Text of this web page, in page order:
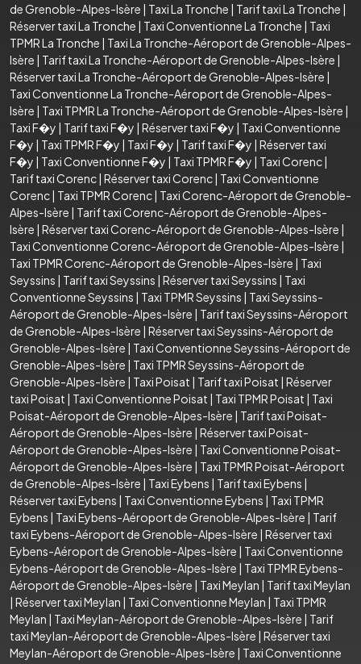
de Grenoble-Alpes-Isère | Taxi La Tronche | Tarif taxi La Tronche |
Réserver taxi La Tronche | Taxi Conventionne La Tronche | Taxi
TPMR La Tronche | Taxi La Tronche-Aéroport de Grenoble-Alpes-
Isère | Tarif taxi La Tronche-Aéroport de Grenoble-Alpes-Isère |
Réserver taxi La Tronche-Aéroport de Grenoble-Alpes-Isère |
Taxi Conventionne La Tronche-Aéroport de Grenoble-Alpes-
Isère | Taxi TPMR La Tronche-Aéroport de Grenoble-Alpes-Isère |
Taxi F�y | Tarif taxi F�y | Réserver taxi F�y | Taxi Conventionne
F�y | Taxi TPMR F�y | Taxi F�y | Tarif taxi F�y | Réserver taxi
F�y | Taxi Conventionne F�y | Taxi TPMR F�y | Taxi Corenc|
Tarif taxi Corenc| Réserver taxi Corenc| Taxi Conventionne
Corenc| Taxi TPMR Corenc| Taxi Corenc-Aéroport de Grenoble-
Alpes-Isère | Tarif taxi Corenc-Aéroport de Grenoble-Alpes-
Isère | Réserver taxi Corenc-Aéroport de Grenoble-Alpes-Isère |
Taxi Conventionne Corenc-Aéroport de Grenoble-Alpes-Isère |
Taxi TPMR Corenc-Aéroport de Grenoble-Alpes-Isère | Taxi
Seyssins | Tarif taxi Seyssins | Réserver taxi Seyssins | Taxi
Conventionne Seyssins | Taxi TPMR Seyssins | Taxi Seyssins-
Aéroport de Grenoble-Alpes-Isère | Tarif taxi Seyssins-Aéroport
de Grenoble-Alpes-Isère | Réserver taxi Seyssins-Aéroport de
Grenoble-Alpes-Isère | Taxi Conventionne Seyssins-Aéroport de
Grenoble-Alpes-Isère | Taxi TPMR Seyssins-Aéroport de
Grenoble-Alpes-Isère | Taxi Poisat | Tarif taxi Poisat | Réserver
taxi Poisat | Taxi Conventionne Poisat | Taxi TPMR Poisat | Taxi
Poisat-Aéroport de Grenoble-Alpes-Isère | Tarif taxi Poisat-
Aéroport de Grenoble-Alpes-Isère | Réserver taxi Poisat-
Aéroport de Grenoble-Alpes-Isère | Taxi Conventionne Poisat-
Aéroport de Grenoble-Alpes-Isère | Taxi TPMR Poisat-Aéroport
de Grenoble-Alpes-Isère | Taxi Eybens | Tarif taxi Eybens |
Réserver taxi Eybens | Taxi Conventionne Eybens | Taxi TPMR
Eybens | Taxi Eybens-Aéroport de Grenoble-Alpes-Isère | Tarif
taxi Eybens-Aéroport de Grenoble-Alpes-Isère | Réserver taxi
Eybens-Aéroport de Grenoble-Alpes-Isère | Taxi Conventionne
Eybens-Aéroport de Grenoble-Alpes-Isère | Taxi TPMR Eybens-
Aéroport de Grenoble-Alpes-Isère | Taxi Meylan | Tarif taxi Meylan
| Réserver taxi Meylan | Taxi Conventionne Meylan | Taxi TPMR
Meylan | Taxi Meylan-Aéroport de Grenoble-Alpes-Isère | Tarif
taxi Meylan-Aéroport de Grenoble-Alpes-Isère | Réserver taxi
Meylan-Aéroport de Grenoble-Alpes-Isère | Taxi Conventionne